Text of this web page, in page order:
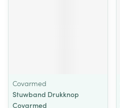
Covarmed
Stuwband Drukknop
Covarmed